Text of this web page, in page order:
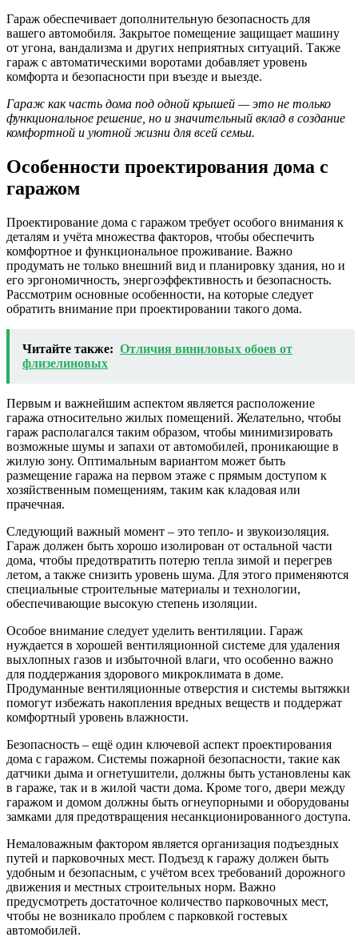
Гараж обеспечивает дополнительную безопасность для
вашего автомобиля. Закрытое помещение защищает машину
от угона, вандализма и других неприятных ситуаций. Также
гараж с автоматическими воротами добавляет уровень
комфорта и безопасности при въезде и выезде.
Гараж как часть дома под одной крышей — это не только
функциональное решение, но и значительный вклад в создание
комфортной и уютной жизни для всей семьи.
Особенности проектирования дома с
гаражом
Проектирование дома с гаражом требует особого внимания к
деталям и учёта множества факторов, чтобы обеспечить
комфортное и функциональное проживание. Важно
продумать не только внешний вид и планировку здания, но и
его эргономичность, энергоэффективность и безопасность.
Рассмотрим основные особенности, на которые следует
обратить внимание при проектировании такого дома.
Читайте также: Отличия виниловых обоев от
флизелиновых
Первым и важнейшим аспектом является расположение
гаража относительно жилых помещений. Желательно, чтобы
гараж располагался таким образом, чтобы минимизировать
возможные шумы и запахи от автомобилей, проникающие в
жилую зону. Оптимальным вариантом может быть
размещение гаража на первом этаже с прямым доступом к
хозяйственным помещениям, таким как кладовая или
прачечная.
Следующий важный момент – это тепло- и звукоизоляция.
Гараж должен быть хорошо изолирован от остальной части
дома, чтобы предотвратить потерю тепла зимой и перегрев
летом, а также снизить уровень шума. Для этого применяются
специальные строительные материалы и технологии,
обеспечивающие высокую степень изоляции.
Особое внимание следует уделить вентиляции. Гараж
нуждается в хорошей вентиляционной системе для удаления
выхлопных газов и избыточной влаги, что особенно важно
для поддержания здорового микроклимата в доме.
Продуманные вентиляционные отверстия и системы вытяжки
помогут избежать накопления вредных веществ и поддержат
комфортный уровень влажности.
Безопасность – ещё один ключевой аспект проектирования
дома с гаражом. Системы пожарной безопасности, такие как
датчики дыма и огнетушители, должны быть установлены как
в гараже, так и в жилой части дома. Кроме того, двери между
гаражом и домом должны быть огнеупорными и оборудованы
замками для предотвращения несанкционированного доступа.
Немаловажным фактором является организация подъездных
путей и парковочных мест. Подъезд к гаражу должен быть
удобным и безопасным, с учётом всех требований дорожного
движения и местных строительных норм. Важно
предусмотреть достаточное количество парковочных мест,
чтобы не возникало проблем с парковкой гостевых
автомобилей.